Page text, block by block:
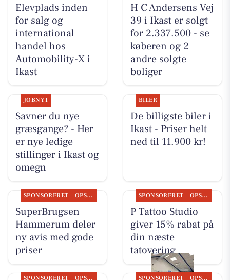
Elevplads inden
for salg og
international
handel hos
Automobility-X i
Ikast
H C Andersens Vej
39 i Ikast er solgt
for 2.337.500 - se
køberen og 2
andre solgte
boliger
JOBNYT
Savner du nye
græsgange? - Her
er nye ledige
stillinger i Ikast og
omegn
BILER
De billigste biler i
Ikast - Priser helt
ned til 11.900 kr!
SPONSORERET OPSLAGSTAVLEN
SuperBrugsen
Hammerum deler
ny avis med gode
priser
SPONSORERET OPSLAGSTAVLEN
P Tattoo Studio
giver 15% rabat på
din næste
tatovering
SPONSORERET OPSLAGSTAVLEN SPONSORERET OPSLAGSTAVLEN